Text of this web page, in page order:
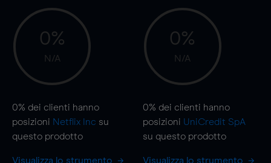
0%
N/A
0% dei clienti hanno
posizioni Netflix Inc su
questo prodotto
Visualizza lo strumento
0%
N/A
0% dei clienti hanno
posizioni UniCredit SpA
su questo prodotto
Visualizza lo strumento